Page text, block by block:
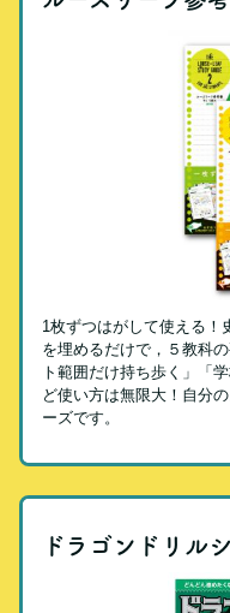
1枚ずつはがして使える！
を埋めるだけで，５教科
ト範囲だけ持ち歩く」「
ど使い方は無限大！自分
ーズです。
ドラゴンドリル